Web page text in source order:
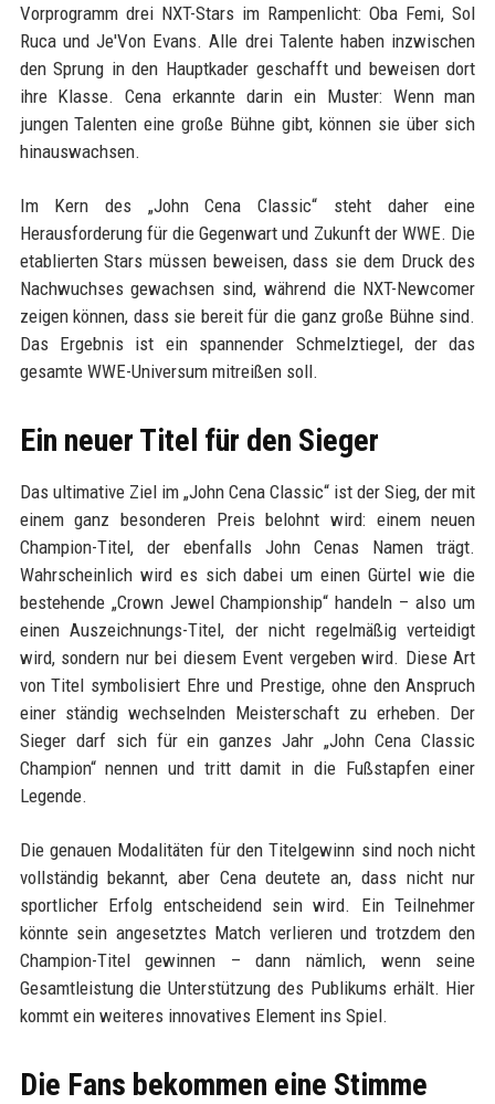
Vorprogramm drei NXT-Stars im Rampenlicht: Oba Femi, Sol
Ruca und Je'Von Evans. Alle drei Talente haben inzwischen
den Sprung in den Hauptkader geschafft und beweisen dort
ihre Klasse. Cena erkannte darin ein Muster: Wenn man
jungen Talenten eine große Bühne gibt, können sie über sich
hinauswachsen.
Im Kern des „John Cena Classic“ steht daher eine
Herausforderung für die Gegenwart und Zukunft der WWE. Die
etablierten Stars müssen beweisen, dass sie dem Druck des
Nachwuchses gewachsen sind, während die NXT-Newcomer
zeigen können, dass sie bereit für die ganz große Bühne sind.
Das Ergebnis ist ein spannender Schmelztiegel, der das
gesamte WWE-Universum mitreißen soll.
Ein neuer Titel für den Sieger
Das ultimative Ziel im „John Cena Classic“ ist der Sieg, der mit
einem ganz besonderen Preis belohnt wird: einem neuen
Champion-Titel, der ebenfalls John Cenas Namen trägt.
Wahrscheinlich wird es sich dabei um einen Gürtel wie die
bestehende „Crown Jewel Championship“ handeln – also um
einen Auszeichnungs-Titel, der nicht regelmäßig verteidigt
wird, sondern nur bei diesem Event vergeben wird. Diese Art
von Titel symbolisiert Ehre und Prestige, ohne den Anspruch
einer ständig wechselnden Meisterschaft zu erheben. Der
Sieger darf sich für ein ganzes Jahr „John Cena Classic
Champion“ nennen und tritt damit in die Fußstapfen einer
Legende.
Die genauen Modalitäten für den Titelgewinn sind noch nicht
vollständig bekannt, aber Cena deutete an, dass nicht nur
sportlicher Erfolg entscheidend sein wird. Ein Teilnehmer
könnte sein angesetztes Match verlieren und trotzdem den
Champion-Titel gewinnen – dann nämlich, wenn seine
Gesamtleistung die Unterstützung des Publikums erhält. Hier
kommt ein weiteres innovatives Element ins Spiel.
Die Fans bekommen eine Stimme